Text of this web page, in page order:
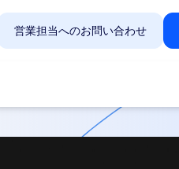
営業担当へのお問い合わせ